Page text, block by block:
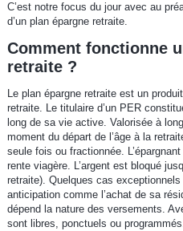
C’est notre focus du jour avec au
d’un plan épargne retraite.
Comment fonctionne
retraite ?
Le plan épargne retraite est un
retraite. Le titulaire d’un PER
long de sa vie active. Valorisée à
moment du départ de l’âge à la
seule fois ou fractionnée.
rente viagère. L’argent est bloqué
retraite). Quelques cas
anticipation comme l’achat de sa
dépend la nature des versements.
sont libres, ponctuels ou